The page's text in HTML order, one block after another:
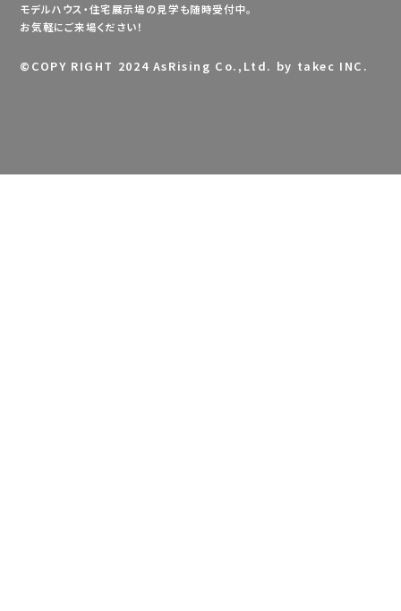
モデルハウス・住宅展示場の見学も随時受付中。
お気軽にご来場ください！
© COPY RIGHT 2024 AsRising Co.,Ltd. by takec INC.